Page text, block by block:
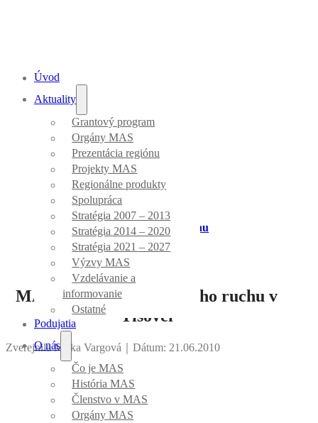
Úvod
Aktuality
Grantový program
Orgány MAS
Prezentácia regiónu
Projekty MAS
Regionálne produkty
Spolupráca
Stratégia 2007 – 2013
Stratégia 2014 – 2020
Stratégia 2021 – 2027
Výzvy MAS
Vzdelávanie a
informovanie
Ostatné
Podujatia
O nás
Čo je MAS
História MAS
Členstvo v MAS
Orgány MAS
Aktuality
Úvod Prezentácia regiónu
MAS na výstave cestovného ruchu v
Tisovci
Zverejnila Mirka Vargová Dátum: 21.06.2010